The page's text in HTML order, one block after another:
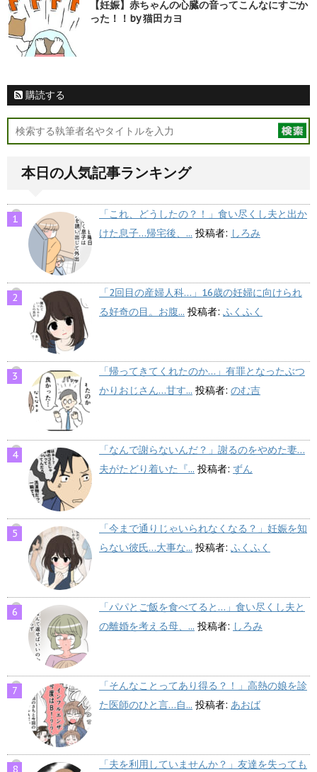
【妊娠】赤ちゃんの心臓の音ってこんなにすごか
った！！by 猫田カヨ
購読する
本日の人気記事ランキング
「これ、どうしたの？！」食い尽くし夫と出か
けた息子…帰宅後、... 投稿者: しろみ
「2回目の産婦人科…」16歳の妊婦に向けられ
る好奇の目。お腹... 投稿者: ふくふく
「帰ってきてくれたのか…」有罪となったぶつ
かりおじさん…甘す... 投稿者: のむ吉
「なんで謝らないんだ？」謝るのをやめた妻…
夫がたどり着いた『... 投稿者: ずん
「今まで通りじゃいられなくなる？」妊娠を知
らない彼氏…大事な... 投稿者: ふくふく
「パパとご飯を食べてると…」食い尽くし夫と
の離婚を考える母、... 投稿者: しろみ
「そんなことってあり得る？！」高熱の娘を診
た医師のひと言…自... 投稿者: あおば
「夫を利用していませんか？」友達を失っても